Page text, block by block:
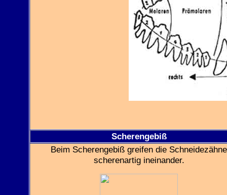
Scherengebiß
Beim Scherengebiß greifen die Schneidezähne
scherenartig ineinander.